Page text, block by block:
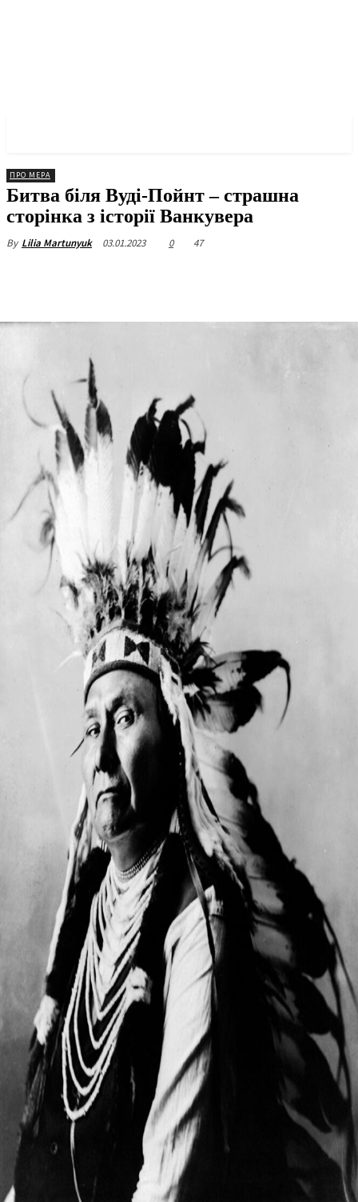
ПРО МЕРА
Битва біля Вуді-Пойнт – страшна
сторінка з історії Ванкувера
By Lilia Martunyuk 03.01.2023 0 47